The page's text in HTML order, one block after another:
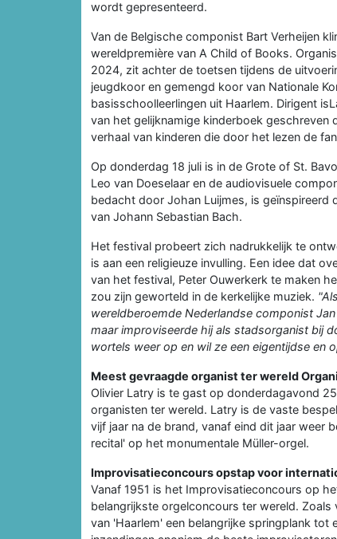
wordt gepresenteerd.
Van de Belgische componist Bart Verheijen
wereldpremière van A Child of Books.
2024, zit achter de toetsen tijdens de
jeugdkoor en gemengd koor van Nationale
basisschoolleerlingen uit Haarlem. Dirigent
van het gelijknamige kinderboek geschreven
verhaal van kinderen die door het lezen de
Op donderdag 18 juli is in de Grote of St.
Leo van Doeselaar en de audiovisuele
bedacht door Johan Luijmes, is geïnspireerd
van Johann Sebastian Bach.
Het festival probeert zich nadrukkelijk te
is aan een religieuze invulling. Een idee dat
van het festival, Peter Ouwerkerk te maken
zou zijn geworteld in de kerkelijke muziek.
wereldberoemde Nederlandse componist
maar improviseerde hij als stadsorganist bij
wortels weer op en wil ze een eigentijdse en
Meest gevraagde organist ter wereld
Olivier Latry is te gast op donderdagavond
organisten ter wereld. Latry is de vaste
vijf jaar na de brand, vanaf eind dit jaar weer
recital' op het monumentale Müller-orgel.
Improvisatieconcours opstap voor
Vanaf 1951 is het Improvisatieconcours op
belangrijkste orgelconcours ter wereld.
van 'Haarlem' een belangrijke springplank tot